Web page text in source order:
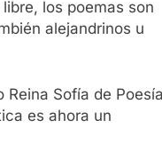
los poemas son
alejandrinos u
Sofía de Poesía
es ahora un